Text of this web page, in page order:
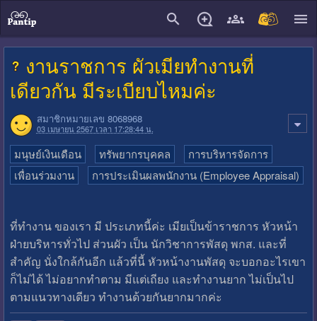
งานราชการ ผัวเมียทำงานที่
เดียวกัน มีระเบียบไหมค่ะ
สมาชิกหมายเลข 8068968
03 เมษายน 2567 เวลา 17:28:44 น.
มนุษย์เงินเดือน ทรัพยากรบุคคล
การบริหารจัดการ
เพื่อนร่วมงาน
การประเมินผลพนักงาน (Employee Appraisal)
ที่ทำงาน ของเรา มี ประเภทนี้ค่ะ เมียเป็นข้าราชการ หัวหน้า
ฝ่ายบริหารทั่วไป ส่วนผัว เป็น นักวิชาการพัสดุ พกส. และที่
สำคัญ นั่งใกล้กันอีก แล้วที่นี้ หัวหน้างานพัสดุ จะบอกอะไรเขา
ก็ไม่ได้ ไม่อยากทำตาม มีแต่เถียง และทำงานยาก ไม่เป็นไป
ตามแนวทางเดียว ทำงานด้วยกันยากมากค่ะ
close